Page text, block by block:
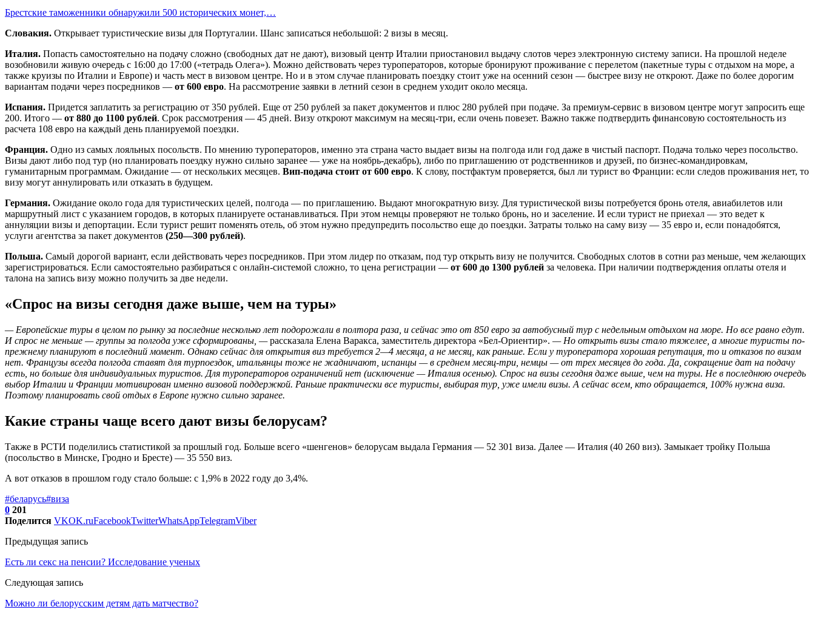
Брестские таможенники обнаружили 500 исторических монет,…
Словакия. Открывает туристические визы для Португалии. Шанс записаться небольшой: 2 визы в месяц.
Италия. Попасть самостоятельно на подачу сложно (свободных дат не дают), визовый центр Италии приостановил выдачу слотов через электронную систему записи. На прошлой неделе
возобновили живую очередь с 16:00 до 17:00 («тетрадь Олега»). Можно действовать через туроператоров, которые бронируют проживание с перелетом (пакетные туры с отдыхом на море, а
также круизы по Италии и Европе) и часть мест в визовом центре. Но и в этом случае планировать поездку стоит уже на осенний сезон — быстрее визу не откроют. Даже по более дорогим
вариантам подачи через посредников — от 600 евро. На рассмотрение заявки в летний сезон в среднем уходит около месяца.
Испания. Придется заплатить за регистрацию от 350 рублей. Еще от 250 рублей за пакет документов и плюс 280 рублей при подаче. За премиум-сервис в визовом центре могут запросить еще
200. Итого — от 880 до 1100 рублей. Срок рассмотрения — 45 дней. Визу откроют максимум на месяц-три, если очень повезет. Важно также подтвердить финансовую состоятельность из
расчета 108 евро на каждый день планируемой поездки.
Франция. Одно из самых лояльных посольств. По мнению туроператоров, именно эта страна часто выдает визы на полгода или год даже в чистый паспорт. Подача только через посольство.
Визы дают либо под тур (но планировать поездку нужно сильно заранее — уже на ноябрь-декабрь), либо по приглашению от родственников и друзей, по бизнес-командировкам,
гуманитарным программам. Ожидание — от нескольких месяцев. Вип-подача стоит от 600 евро. К слову, постфактум проверяется, был ли турист во Франции: если следов проживания нет, то
визу могут аннулировать или отказать в будущем.
Германия. Ожидание около года для туристических целей, полгода — по приглашению. Выдают многократную визу. Для туристической визы потребуется бронь отеля, авиабилетов или
маршрутный лист с указанием городов, в которых планируете останавливаться. При этом немцы проверяют не только бронь, но и заселение. И если турист не приехал — это ведет к
аннуляции визы и депортации. Если турист решит поменять отель, об этом нужно предупредить посольство еще до поездки. Затраты только на саму визу — 35 евро и, если понадобятся,
услуги агентства за пакет документов (250—300 рублей).
Польша. Самый дорогой вариант, если действовать через посредников. При этом лидер по отказам, под тур открыть визу не получится. Свободных слотов в сотни раз меньше, чем желающих
зарегистрироваться. Если самостоятельно разбираться с онлайн-системой сложно, то цена регистрации — от 600 до 1300 рублей за человека. При наличии подтверждения оплаты отеля и
талона на запись визу можно получить за две недели.
«Спрос на визы сегодня даже выше, чем на туры»
— Европейские туры в целом по рынку за последние несколько лет подорожали в полтора раза, и сейчас это от 850 евро за автобусный тур с недельным отдыхом на море. Но все равно едут.
И спрос не меньше — группы за полгода уже сформированы, —рассказала Елена Варакса, заместитель директора «Бел-Ориентир». — Но открыть визы стало тяжелее, а многие туристы по-
прежнему планируют в последний момент. Однако сейчас для открытия виз требуется 2—4 месяца, а не месяц, как раньше. Если у туроператора хорошая репутация, то и отказов по визам
нет. Французы всегда полгода ставят для турпоездок, итальянцы тоже не жадничают, испанцы — в среднем месяц-три, немцы — от трех месяцев до года. Да, сокращение дат на подачу
есть, но больше для индивидуальных туристов. Для туроператоров ограничений нет (исключение — Италия осенью). Спрос на визы сегодня даже выше, чем на туры. Не в последнюю очередь
выбор Италии и Франции мотивирован именно визовой поддержкой. Раньше практически все туристы, выбирая тур, уже имели визы. А сейчас всем, кто обращается, 100% нужна виза.
Поэтому планировать свой отдых в Европе нужно сильно заранее.
Какие страны чаще всего дают визы белорусам?
Также в РСТИ поделились статистикой за прошлый год. Больше всего «шенгенов» белорусам выдала Германия — 52 301 виза. Далее — Италия (40 260 виз). Замыкает тройку Польша
(посольство в Минске, Гродно и Бресте) — 35 550 виз.
А вот отказов в прошлом году стало больше: с 1,9% в 2022 году до 3,4%.
#беларусь#виза
0 201
Поделится VKOK.ruFacebookTwitterWhatsAppTelegramViber
Предыдущая запись
Есть ли секс на пенсии? Исследование ученых
Следующая запись
Можно ли белорусским детям дать матчество?